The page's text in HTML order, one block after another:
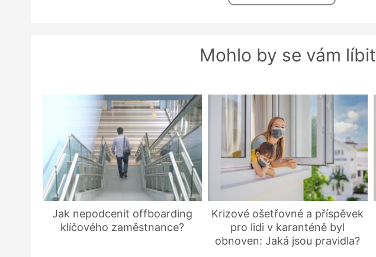
Mohlo by se vám líbit
Jak nepodcenit offboarding
klíčového zaměstnance?
Krizové ošetřovné a příspěvek
pro lidi v karanténě byl
obnoven: Jaká jsou pravidla?